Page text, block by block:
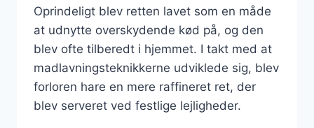
Oprindeligt blev retten lavet som en måde
at udnytte overskydende kød på, og den
blev ofte tilberedt i hjemmet. I takt med at
madlavningsteknikkerne udviklede sig, blev
forloren hare en mere raffineret ret, der
blev serveret ved festlige lejligheder.